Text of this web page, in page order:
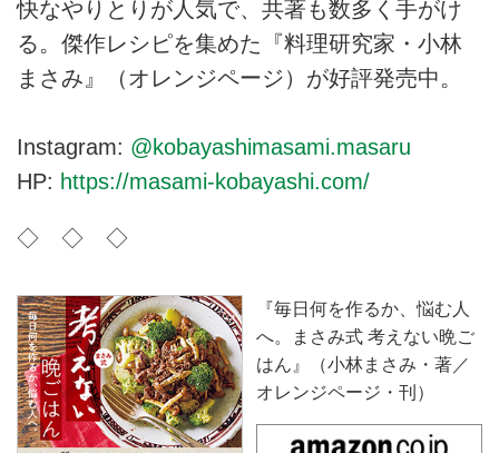
快なやりとりが人気で、共著も数多く手がけ
る。傑作レシピを集めた『料理研究家・小林
まさみ』（オレンジページ）が好評発売中。
Instagram: @kobayashimasami.masaru
HP: https://masami-kobayashi.com/
◇ ◇ ◇
『毎日何を作るか、悩む人
へ。まさみ式 考えない晩ご
はん』（小林まさみ・著／
オレンジページ・刊）